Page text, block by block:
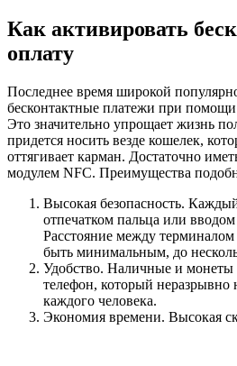
Как активировать
оплату
Последнее время широкой
бесконтактные платежи при
Это значительно упрощает жизнь
придется носить везде кошелек,
оттягивает карман. Достаточно
модулем NFC. Преимущества
Высокая безопасность.
отпечатком пальца или
Расстояние между
быть минимальным, до
Удобство. Наличные и монеты
телефон, который неразрывно
каждого человека.
Экономия времени. Высокая